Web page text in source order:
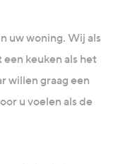
uw woning. Wij als
keuken als het
willen graag een
u voelen als de